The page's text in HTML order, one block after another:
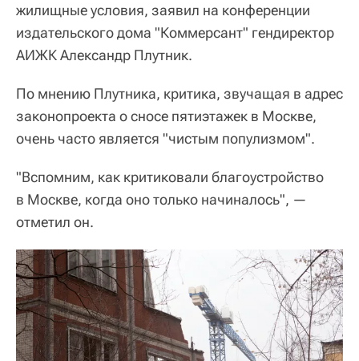
жилищные условия, заявил на конференции
издательского дома "Коммерсант" гендиректор
АИЖК Александр Плутник.
По мнению Плутника, критика, звучащая в адрес
законопроекта о сносе пятиэтажек в Москве,
очень часто является "чистым популизмом".
"Вспомним, как критиковали благоустройство
в Москве, когда оно только начиналось", —
отметил он.